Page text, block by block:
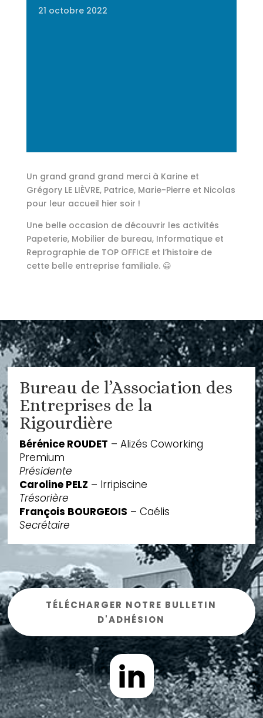
21 octobre 2022
Un grand grand grand merci à Karine et
Grégory LE LIÈVRE, Patrice, Marie-Pierre et Nicolas
pour leur accueil hier soir !
Une belle occasion de découvrir les activités
Papeterie, Mobilier de bureau, Informatique et
Reprographie de TOP OFFICE et l’histoire de
cette belle entreprise familiale. 😀
Bureau de l’Association des
Entreprises de la
Rigourdière
Bérénice ROUDET – Alizés Coworking
Premium
Présidente
Caroline PELZ – Irripiscine
Trésorière
François BOURGEOIS – Caélis
Secrétaire
TÉLÉCHARGER NOTRE BULLETIN
D'ADHÉSION